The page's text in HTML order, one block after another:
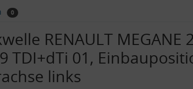
0
RENAULT MEGANE
TDI+dTi 01,
links